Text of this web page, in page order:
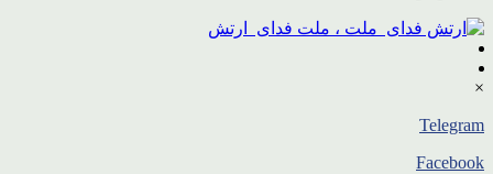
×
Telegram
Facebook